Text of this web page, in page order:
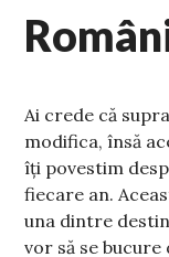
Ai crede că
modifica, însă
îți povestim
fiecare an.
una dintre
vor să se